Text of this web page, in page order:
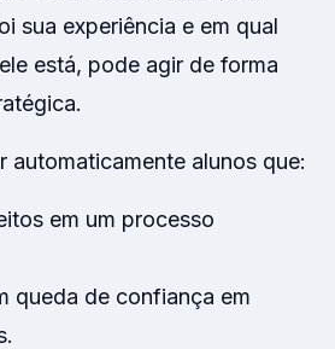
sua experiência e em qual
está, pode agir de forma
automaticamente alunos que:
em um processo
queda de confiança em